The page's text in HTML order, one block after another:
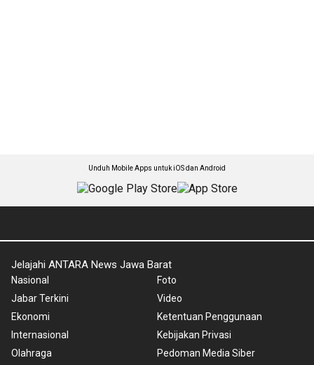
Unduh Mobile Apps untuk iOS dan Android
Jelajahi ANTARA News Jawa Barat
Nasional
Jabar Terkini
Ekonomi
Internasional
Olahraga
Foto
Video
Ketentuan Penggunaan
Kebijakan Privasi
Pedoman Media Siber